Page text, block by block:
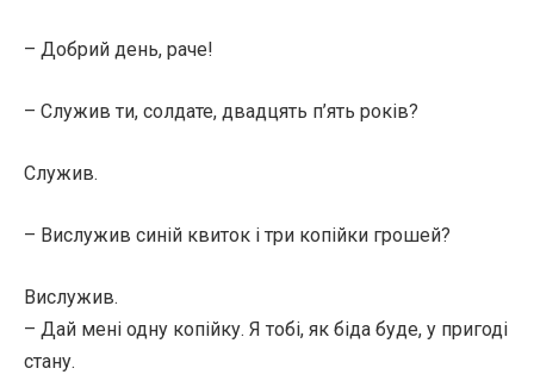
– Добрий день, раче!
– Служив ти, солдате, двадцять п’ять років?
Служив.
– Вислужив синій квиток і три копійки грошей?
Вислужив.
– Дай мені одну копійку. Я тобі, як біда буде, у пригоді
стану.